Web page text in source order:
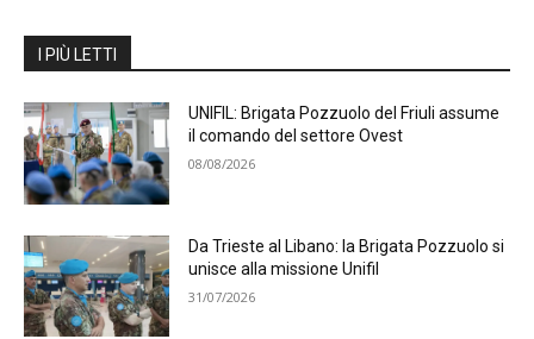
I PIÙ LETTI
UNIFIL: Brigata Pozzuolo del Friuli assume
il comando del settore Ovest
08/08/2026
Da Trieste al Libano: la Brigata Pozzuolo si
unisce alla missione Unifil
31/07/2026